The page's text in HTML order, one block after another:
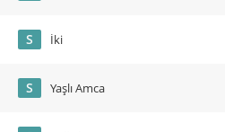
S İki
S Yaşlı Amca